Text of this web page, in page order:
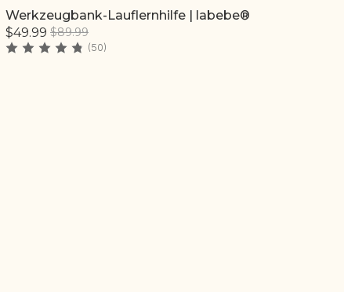
Werkzeugbank-Lauflernhilfe | labebe®
$49.99 $89.99
(50)